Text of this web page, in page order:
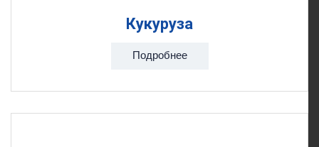
Кукуруза
Подробнее